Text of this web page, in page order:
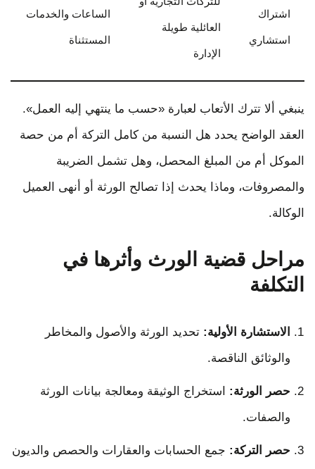
اشتراك
استشاري
العائلية طويلة
الإدارة
الساعات والخدمات
المستثناة
ينبغي ألا تترك الأتعاب لعبارة «حسب ما ينتهي إليه العمل».
العقد الواضح يحدد هل النسبة من كامل التركة أم من حصة
الموكل أم من المبلغ المحصل، وهل تشمل الضريبة
والمصروفات، وماذا يحدث إذا تصالح الورثة أو أنهى العميل
الوكالة.
مراحل قضية الورث وأثرها في
التكلفة
الاستشارة الأولية: تحديد الورثة والأصول والمخاطر
والوثائق الناقصة.
حصر الورثة: استخراج الوثيقة ومعالجة بيانات الورثة
والصفات.
حصر التركة: جمع الحسابات والعقارات والحصص والديون